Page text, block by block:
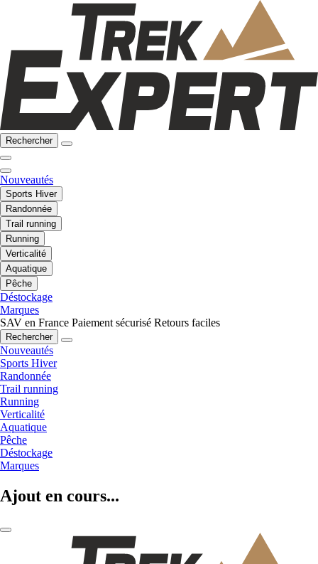
Rechercher
Nouveautés
Sports Hiver
Randonnée
Trail running
Running
Verticalité
Aquatique
Pêche
Déstockage
Marques
SAV en France Paiement sécurisé Retours faciles
Rechercher
Nouveautés
Sports Hiver
Randonnée
Trail running
Running
Verticalité
Aquatique
Pêche
Déstockage
Marques
Ajout en cours...